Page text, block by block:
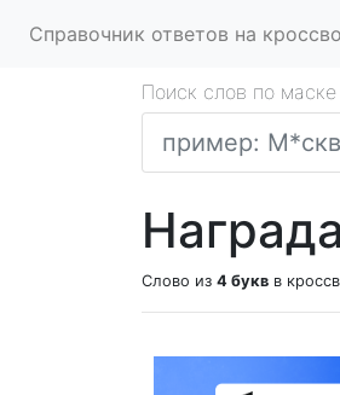
Справочник ответов на
Поиск слов по маске
Слово из 4 букв в